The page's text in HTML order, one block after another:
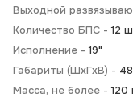
Выходной
Количество БПС - 12
Исполнение - 19"
Габариты (ШхГхВ) -
Масса, не более - 120